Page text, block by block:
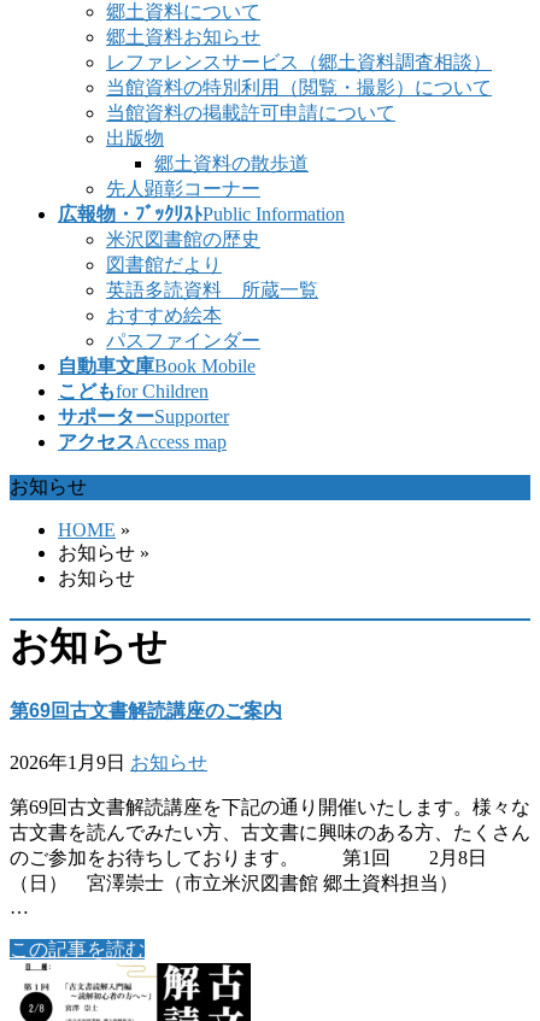
郷土資料について
郷土資料お知らせ
レファレンスサービス（郷土資料調査相談）
当館資料の特別利用（閲覧・撮影）について
当館資料の掲載許可申請について
出版物
郷土資料の散歩道
先人顕彰コーナー
広報物・ﾌﾞｯｸﾘｽﾄPublic Information
米沢図書館の歴史
図書館だより
英語多読資料 所蔵一覧
おすすめ絵本
パスファインダー
自動車文庫Book Mobile
こどもfor Children
サポーターSupporter
アクセスAccess map
お知らせ
HOME »
お知らせ »
お知らせ
お知らせ
第69回古文書解読講座のご案内
2026年1月9日 お知らせ
第69回古文書解読講座を下記の通り開催いたします。様々な
古文書を読んでみたい方、古文書に興味のある方、たくさん
のご参加をお待ちしております。 第1回 2月8日
（日） 宮澤崇士（市立米沢図書館 郷土資料担当）
…
この記事を読む